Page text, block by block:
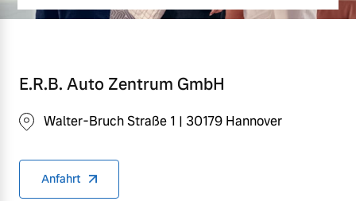
E.R.B. Auto Zentrum GmbH
Walter-Bruch Straße 1 | 30179 Hannover
Anfahrt